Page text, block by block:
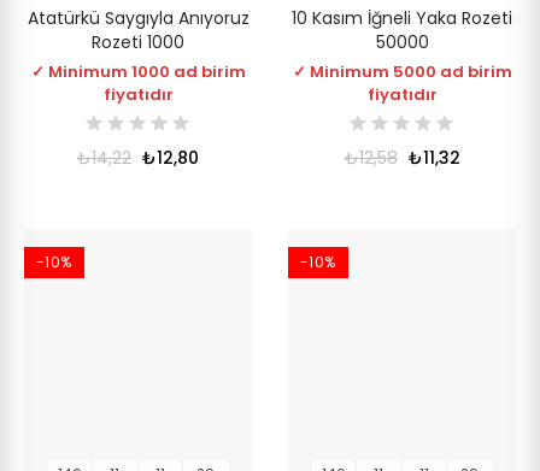
Atatürkü Saygıyla Anıyoruz
Rozeti 1000
✓ Minimum 1000 ad birim
fiyatıdır
₺14,22 ₺12,80
10 Kasım İğneli Yaka Rozeti
50000
✓ Minimum 5000 ad birim
fiyatıdır
₺12,58 ₺11,32
-10% -10%